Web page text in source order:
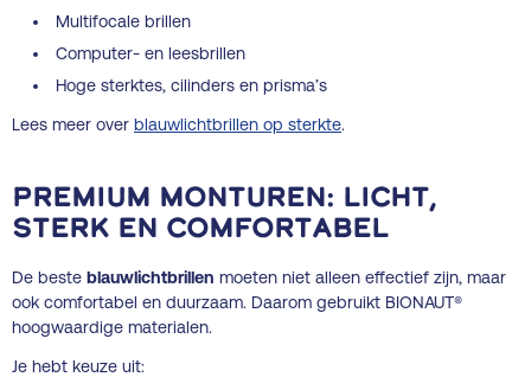
Multifocale brillen
Computer- en leesbrillen
Hoge sterktes, cilinders en prisma’s
Lees meer over blauwlichtbrillen op sterkte.
Premium monturen: licht,
sterk en comfortabel
De beste blauwlichtbrillen moeten niet alleen effectief zijn, maar
ook comfortabel en duurzaam. Daarom gebruikt BIONAUT®
hoogwaardige materialen.
Je hebt keuze uit: